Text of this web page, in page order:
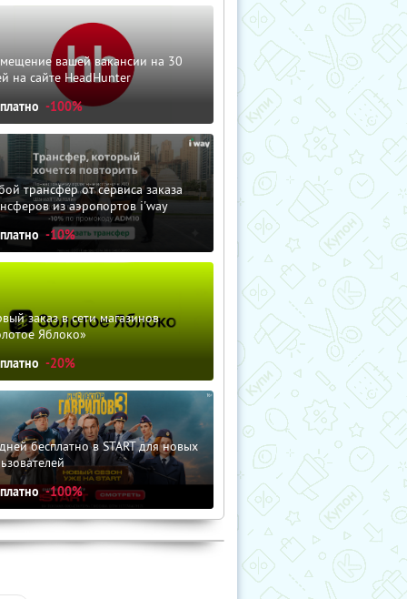
вашей вакансии на 30
на сайте HeadHunter
-100%
трансфер от сервиса заказа
из аэропортов i'way
-10%
заказ в сети магазинов
Яблоко»
-20%
бесплатно в START для новых
-100%